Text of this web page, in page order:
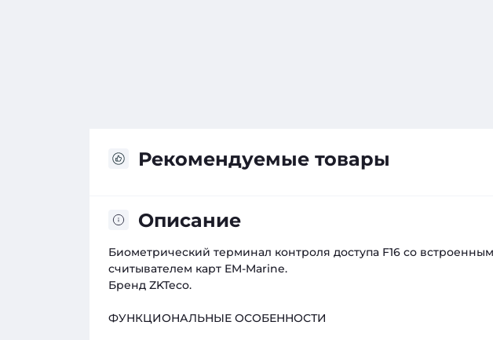
Рекомендуемые товары
Описание
Биометрический терминал контроля доступа F16 со
считывателем карт EM-Marine.
Бренд ZKTeco.
ФУНКЦИОНАЛЬНЫЕ ОСОБЕННОСТИ